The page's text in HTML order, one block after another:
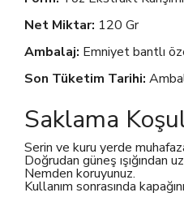
Net Miktar: 120 Gr
Ambalaj: Emniyet bantlı
Son Tüketim Tarihi:
Saklama
Serin ve kuru yerde
Doğrudan güneş ışığından
Nemden koruyunuz.
Kullanım sonrasında